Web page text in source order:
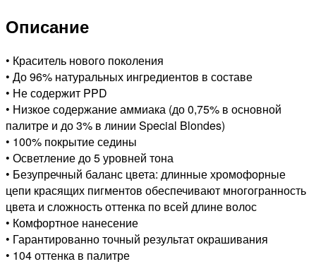
Описание
• Краситель нового поколения
• До 96% натуральных ингредиентов в составе
• Не содержит PPD
• Низкое содержание аммиака (до 0,75% в основной
палитре и до 3% в линии Special Blondes)
• 100% покрытие седины
• Осветление до 5 уровней тона
• Безупречный баланс цвета: длинные хромофорные
цепи красящих пигментов обеспечивают многогранность
цвета и сложность оттенка по всей длине волос
• Комфортное нанесение
• Гарантированно точный результат окрашивания
• 104 оттенка в палитре